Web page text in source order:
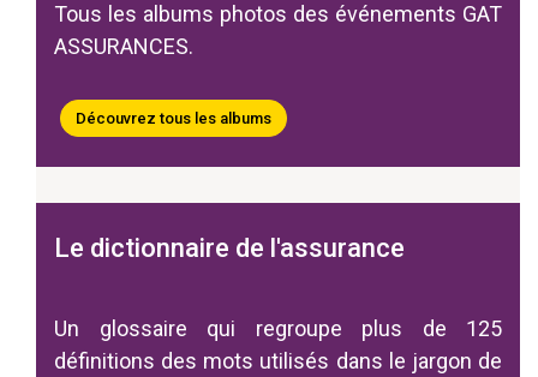
Tous les albums photos des événements GAT
ASSURANCES.
Découvrez tous les albums
Le dictionnaire de l'assurance
Un glossaire qui regroupe plus de 125
définitions des mots utilisés dans le jargon de